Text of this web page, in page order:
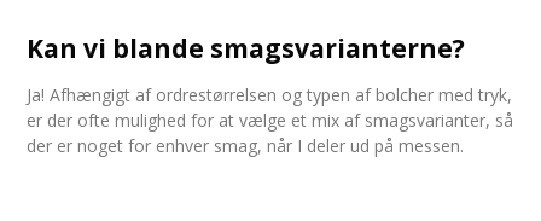
Kan vi blande smagsvarianterne?
Ja! Afhængigt af ordrestørrelsen og typen af bolcher med tryk,
er der ofte mulighed for at vælge et mix af smagsvarianter, så
der er noget for enhver smag, når I deler ud på messen.